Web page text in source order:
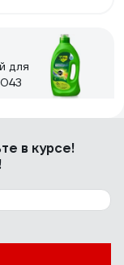
для
но
на
вещи, делает
возьму
для
в курсе!